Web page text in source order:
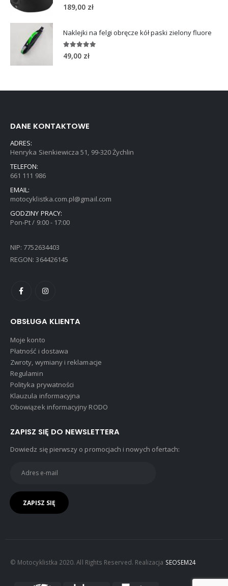
5.00out of 5
189,00 zł
Naklejki na felgi obręcze kół paski zielony fluore
5.00out of 5
49,00 zł
DANE KONTAKTOWE
ADRES:
Henryka Sienkiewicza 51, 99-320 Żychlin
TELEFON:
661 111 986
EMAIL:
motocyklistka.com.pl@gmail.com
GODZINY PRACY:
Pon-Pt / 9:00 - 17:00
NIP: 7752634403
REGON: 364426145
OBSŁUGA KLIENTA
Moje konto
Płatność i dostawa
Zwroty, wymiany i reklamacje
Regulamin
Polityka prywatności
Klauzula informacyjna
Obowiązek informacyjny RODO
ZAPISZ SIĘ DO NEWSLETTERA
Dowiedz się pierwszy o promocjach i nowych ofertach:
© Motocyklistka 2020. All Rights Reserved. Realizacja SEOSEM24